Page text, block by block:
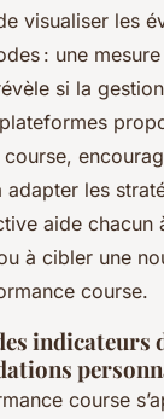
visualiser les
: une
si la
course,
adapter les
aide chacun
à cibler une
course.
indicateurs
course